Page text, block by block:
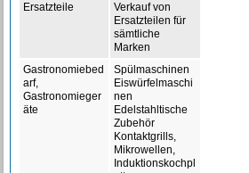
Ersatzteile
Verkauf von
Ersatzteilen für
sämtliche
Marken
Gastronomiebed
arf,
Gastronomieger
äte
Spülmaschinen
Eiswürfelmaschi
nen
Edelstahltische
Zubehör
Kontaktgrills,
Mikrowellen,
Induktionskochpl